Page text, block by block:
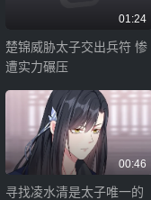
01:24
楚锦威胁太子交出兵符 惨
遭实力碾压
00:46
寻找凌水清是太子唯一的